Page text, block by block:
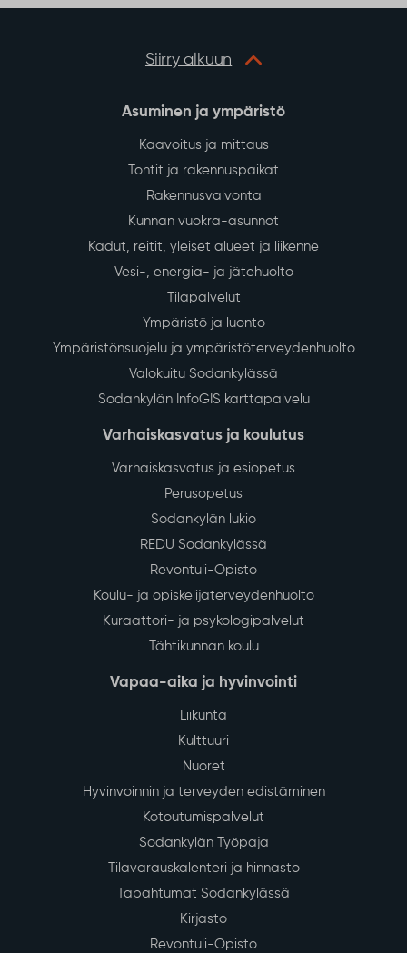
Siirry alkuun
Asuminen ja ympäristö
Kaavoitus ja mittaus
Tontit ja rakennuspaikat
Rakennusvalvonta
Kunnan vuokra-asunnot
Kadut, reitit, yleiset alueet ja liikenne
Vesi-, energia- ja jätehuolto
Tilapalvelut
Ympäristö ja luonto
Ympäristönsuojelu ja ympäristöterveydenhuolto
Valokuitu Sodankylässä
Sodankylän InfoGIS karttapalvelu
Varhaiskasvatus ja koulutus
Varhaiskasvatus ja esiopetus
Perusopetus
Sodankylän lukio
REDU Sodankylässä
Revontuli-Opisto
Koulu- ja opiskelijaterveydenhuolto
Kuraattori- ja psykologipalvelut
Tähtikunnan koulu
Vapaa-aika ja hyvinvointi
Liikunta
Kulttuuri
Nuoret
Hyvinvoinnin ja terveyden edistäminen
Kotoutumispalvelut
Sodankylän Työpaja
Tilavarauskalenteri ja hinnasto
Tapahtumat Sodankylässä
Kirjasto
Revontuli-Opisto